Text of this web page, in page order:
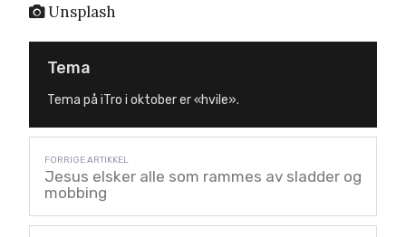
Unsplash
Tema
Tema på iTro i oktober er «hvile».
Jesus elsker alle som rammes av sladder og
mobbing